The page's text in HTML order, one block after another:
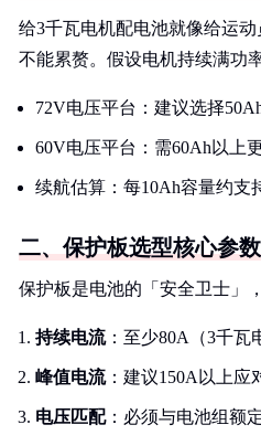
给3千瓦电机配电池就像给运
不能累赘。假设电机持续满功
72V电压平台：建议选择
60V电压平台：需60Ah以上
续航估算：每10Ah容量约支
二、保护板选型核心参数
保护板是电池的「安全卫士」
持续电流：至少80A（3千瓦
峰值电流：建议150A以上应
电压匹配：必须与电池组额